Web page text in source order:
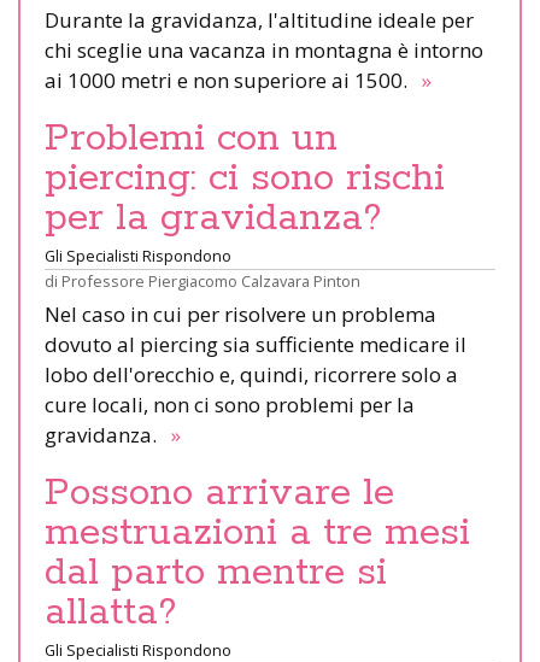
Durante la gravidanza, l'altitudine ideale per
chi sceglie una vacanza in montagna è intorno
ai 1000 metri e non superiore ai 1500. »
Problemi con un
piercing: ci sono rischi
per la gravidanza?
Gli Specialisti Rispondono
di Professore Piergiacomo Calzavara Pinton
Nel caso in cui per risolvere un problema
dovuto al piercing sia sufficiente medicare il
lobo dell'orecchio e, quindi, ricorrere solo a
cure locali, non ci sono problemi per la
gravidanza. »
Possono arrivare le
mestruazioni a tre mesi
dal parto mentre si
allatta?
Gli Specialisti Rispondono